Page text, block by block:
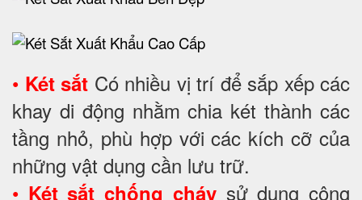
• Két sắt Có nhiều vị trí để sắp xếp các
khay di động nhằm chia két thành các
tầng nhỏ, phù hợp với các kích cỡ của
những vật dụng cần lưu trữ.
• Két sắt chống cháysử dụng công